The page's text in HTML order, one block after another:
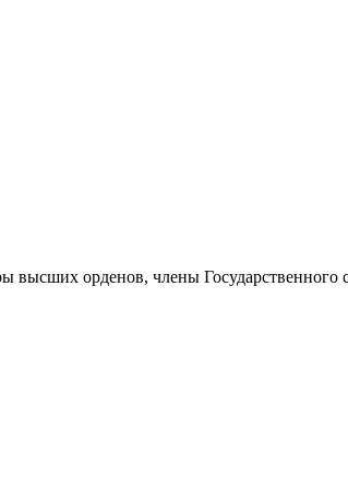
высших орденов, члены Государственного